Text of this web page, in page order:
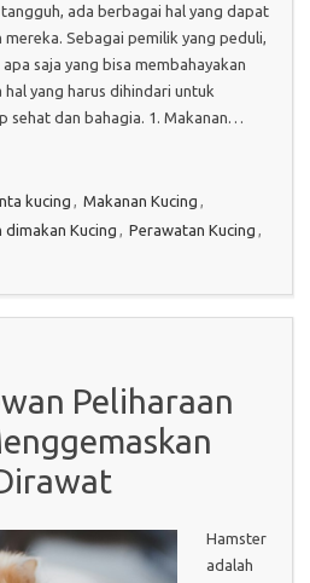
ada berbagai hal yang dapat
Sebagai pemilik yang peduli,
saja yang bisa membahayakan
yang harus dihindari untuk
sehat dan bahagia. 1. Makanan…
kucing Makanan Kucing
Kucing
Perawatan Kucing
Peliharaan
Hamster
adalah